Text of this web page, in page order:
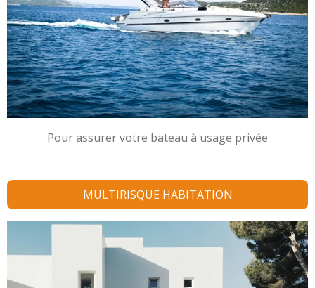
Pour assurer votre bateau à usage privée
MULTIRISQUE HABITATION